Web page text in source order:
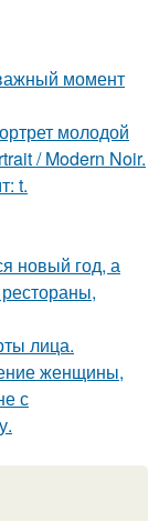
момент
молодой
/ Modern Noir.
t.
новый год, а
лица.
женщины,
с